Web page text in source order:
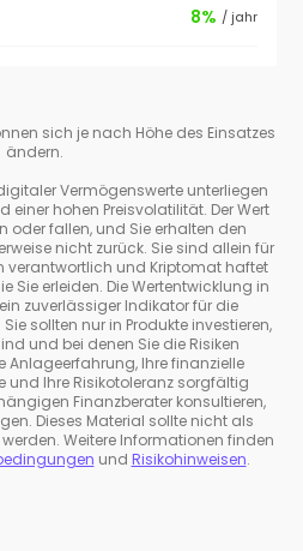
8% / jahr
sich je nach Höhe des Einsatzes
ändern.
Vermögenswerte unterliegen
einer hohen Preisvolatilität. Der Wert
oder fallen, und Sie erhalten den
nicht zurück. Sie sind allein für
verantwortlich und Kriptomat haftet
Sie erleiden. Die Wertentwicklung in
zuverlässiger Indikator für die
sollten nur in Produkte investieren,
und bei denen Sie die Risiken
Anlageerfahrung, Ihre finanzielle
und Ihre Risikotoleranz sorgfältig
Finanzberater konsultieren,
Dieses Material sollte nicht als
Weitere Informationen finden
und Risikohinweisen.